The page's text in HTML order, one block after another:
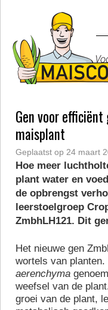
Gen voor
maisplant
Geplaatst op 24 maart
Hoe meer
plant water en
de opbrengst
leerstoelgroep
ZmbhLH121. Dit
Het nieuwe gen
wortels van
aerenchyma
weefsel van de
groei van de plant,